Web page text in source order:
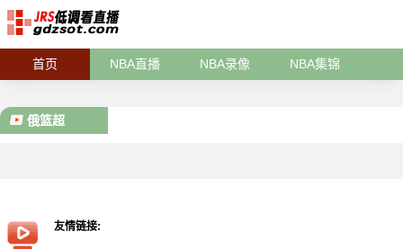
首页 NBA直播 NBA录像 NBA集锦
俄篮超
友情链接: